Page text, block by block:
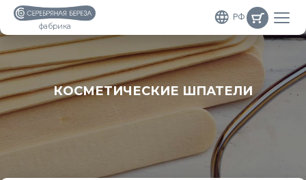
фабрика
РФ
КОСМЕТИЧЕСКИЕ ШПАТЕЛИ